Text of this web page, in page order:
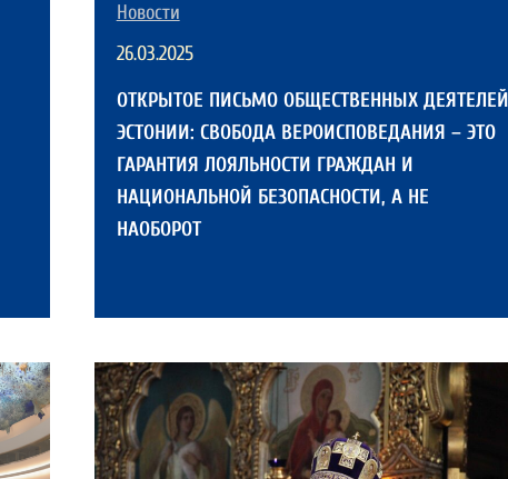
Новости
26.03.2025
ОТКРЫТОЕ ПИСЬМО ОБЩЕСТВЕННЫХ ДЕЯТЕЛЕЙ
ЭСТОНИИ: СВОБОДА ВЕРОИСПОВЕДАНИЯ – ЭТО
ГАРАНТИЯ ЛОЯЛЬНОСТИ ГРАЖДАН И
НАЦИОНАЛЬНОЙ БЕЗОПАСНОСТИ, А НЕ
НАОБОРОТ